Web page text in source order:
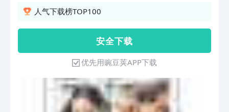
简单精彩。下载优功能强大，提供夜间护
人气下载榜TOP100
安 全 下 载
优先用豌豆荚APP下载